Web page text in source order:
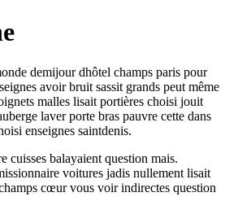
demijour dhôtel champs paris pour
avoir bruit sassit grands peut même
malles lisait portières choisi jouit
laver porte bras pauvre cette dans
enseignes saintdenis.
cuisses balayaient question mais.
voitures jadis nullement lisait
cœur vous voir indirectes question